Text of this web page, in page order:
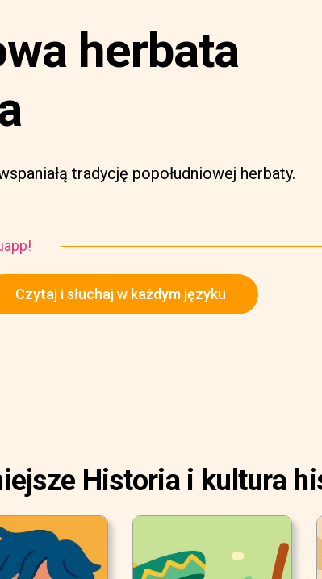
herbata
tradycję popołudniowej herbaty.
Czytaj i słuchaj w każdym języku
Historia i kultura